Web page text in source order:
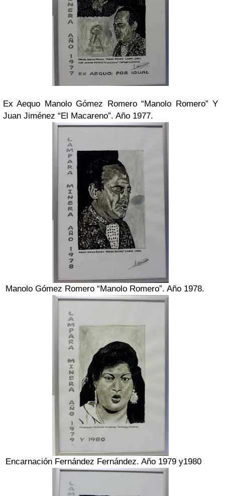
Ex Aequo Manolo Gómez Romero “Manolo Romero” Y
Juan Jiménez “El Macareno”. Año 1977.
Manolo Gómez Romero “Manolo Romero”. Año 1978.
Encarnación Fernández Fernández. Año 1979 y1980